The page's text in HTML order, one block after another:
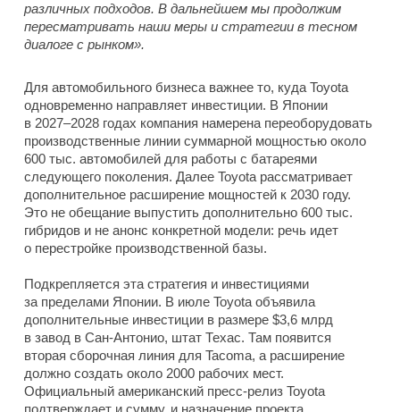
различных подходов. В дальнейшем мы продолжим
пересматривать наши меры и стратегии в тесном
диалоге с рынком».
Для автомобильного бизнеса важнее то, куда Toyota
одновременно направляет инвестиции. В Японии
в 2027–2028 годах компания намерена переоборудовать
производственные линии суммарной мощностью около
600 тыс. автомобилей для работы с батареями
следующего поколения. Далее Toyota рассматривает
дополнительное расширение мощностей к 2030 году.
Это не обещание выпустить дополнительно 600 тыс.
гибридов и не анонс конкретной модели: речь идет
о перестройке производственной базы.
Подкрепляется эта стратегия и инвестициями
за пределами Японии. В июле Toyota объявила
дополнительные инвестиции в размере $3,6 млрд
в завод в Сан-Антонио, штат Техас. Там появится
вторая сборочная линия для Tacoma, а расширение
должно создать около 2000 рабочих мест.
Официальный американский пресс-релиз Toyota